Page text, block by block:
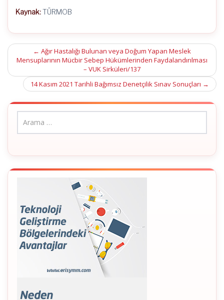
Kaynak:TÜRMOB
Post
navigation
← Ağır Hastalığı Bulunan veya Doğum Yapan Meslek
Mensuplarının Mücbir Sebep Hükümlerinden Faydalandırılması
– VUK Sirküleri/137
14 Kasım 2021 Tarihli Bağımsız Denetçilik Sınav Sonuçları →